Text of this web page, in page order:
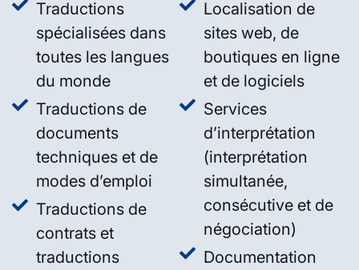
Traductions
spécialisées dans
toutes les langues
du monde
Traductions de
documents
techniques et de
modes d’emploi
Traductions de
contrats et
traductions
Localisation de
sites web, de
boutiques en ligne
et de logiciels
Services
d’interprétation
(interprétation
simultanée,
consécutive et de
négociation)
Documentation